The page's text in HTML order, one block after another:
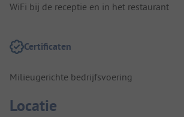
WiFi bij de receptie en in het restaurant
Certificaten
Milieugerichte bedrijfsvoering
Locatie